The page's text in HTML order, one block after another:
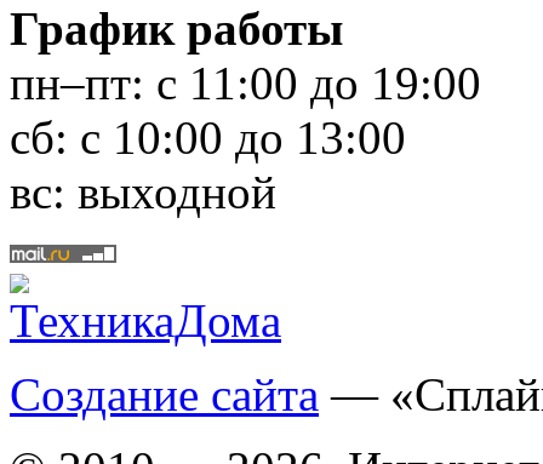
График работы
пн–пт: с 11:00 до 19:00
сб: с 10:00 до 13:00
вс: выходной
Создание сайта —